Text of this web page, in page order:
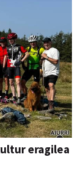
eragilea